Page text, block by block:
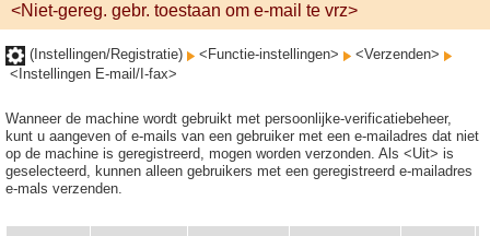
<Niet-gereg. gebr. toestaan om e-mail te vrz>
(Instellingen/Registratie) <Functie-instellingen>
<Verzenden>
<Instellingen E-mail/I-fax>
Wanneer de machine wordt gebruikt met persoonlijke-verificatiebeheer,
kunt u aangeven of e-mails van een gebruiker met een e-mailadres dat niet
op de machine is geregistreerd, mogen worden verzonden. Als <Uit> is
geselecteerd, kunnen alleen gebruikers met een geregistreerd e-mailadres
e-mals verzenden.